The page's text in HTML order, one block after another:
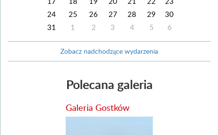
24
25 26 27 28 29
30
31
1 2 3 4 5 6
Zobacz nadchodzące wydarzenia
Polecana galeria
Galeria Gostków